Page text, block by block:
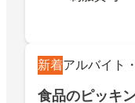
新着アルバイト
食品のピッキ